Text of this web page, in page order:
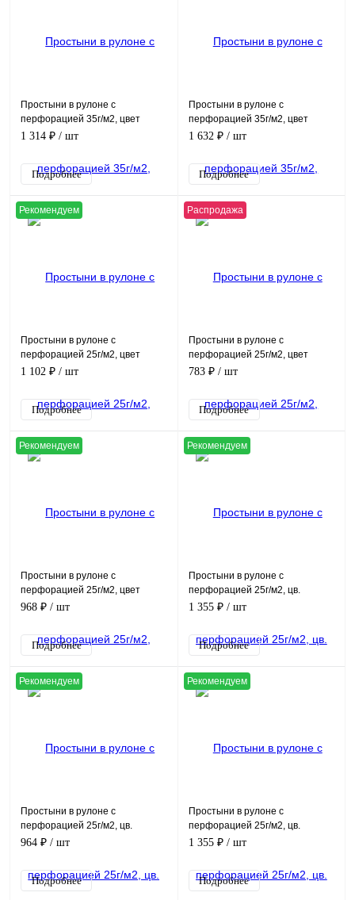
Простыни в рулоне с
перфорацией 35г/м2, цвет
голубой, (70х80см, в рулоне
1 314 ₽ / шт
Подробнее
Простыни в рулоне с
перфорацией 35г/м2, цвет
голубой, (70х200см, в рулоне
1 632 ₽ / шт
Подробнее
Рекомендуем
Простыни в рулоне с
перфорацией 25г/м2, цвет
голубой, (80х200см, в рулоне
1 102 ₽ / шт
Подробнее
Распродажа
Простыни в рулоне с
перфорацией 25г/м2, цвет
голубой, (70х80см, в рулоне
783 ₽ / шт
Подробнее
Рекомендуем
Простыни в рулоне с
перфорацией 25г/м2, цвет
голубой, (70х200см, в рулоне
968 ₽ / шт
Подробнее
Рекомендуем
Простыни в рулоне с
перфорацией 25г/м2, цв.
фиолетовый, (80х200см, в
1 355 ₽ / шт
Подробнее
Рекомендуем
Простыни в рулоне с
перфорацией 25г/м2, цв.
фиолетовый, (70х80см, в
964 ₽ / шт
Подробнее
Рекомендуем
Простыни в рулоне с
перфорацией 25г/м2, цв.
розовый, (80х200см, в рулоне
1 355 ₽ / шт
Подробнее